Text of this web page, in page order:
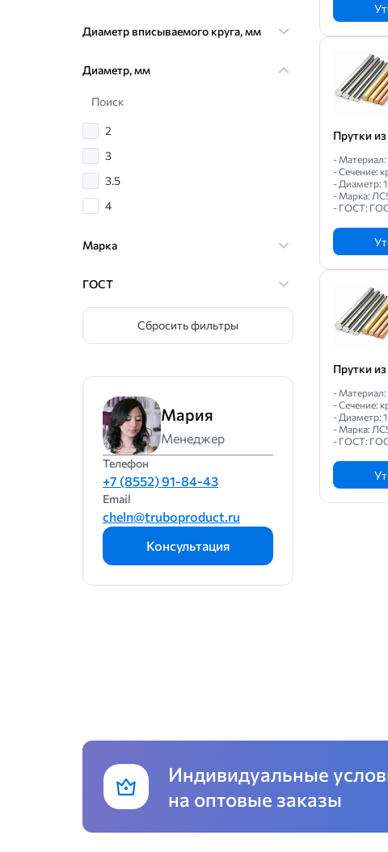
Диаметр вписываемого круга, мм
Диаметр, мм
Поиск
2
3
3.5
4
5.5
6
7.5
8
8.5
9
9.5
10
10.5
19
20
21
Марка
ГОСТ
Сбросить фильтры
Мария
Менеджер
Телефон
+7 (8552) 91-84-43
Email
cheln@truboproduct.ru
Консультация
Прутки
- Материал:
- Сечение:
- Диаметр:
- Марка:
- ГОСТ:
Прутки
- Материал:
- Сечение:
- Диаметр:
- Марка:
- ГОСТ:
Индивидуальные
на оптовые заказы